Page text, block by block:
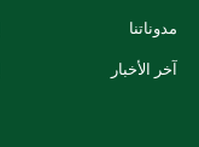
مدوناتنا
آخر الأخبار